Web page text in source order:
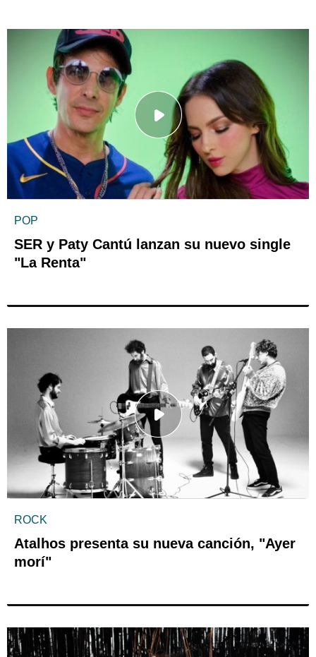
POP
SER y Paty Cantú lanzan su nuevo single
"La Renta"
ROCK
Atalhos presenta su nueva canción, "Ayer
morí"